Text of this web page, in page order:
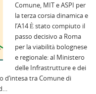
Comune, MIT e ASPI per
la terza corsia dinamica e
l’A14 È stato compiuto il
passo decisivo a Roma
per la viabilità bolognese
e regionale: al Ministero
delle Infrastrutture e dei
d’intesa tra Comune di